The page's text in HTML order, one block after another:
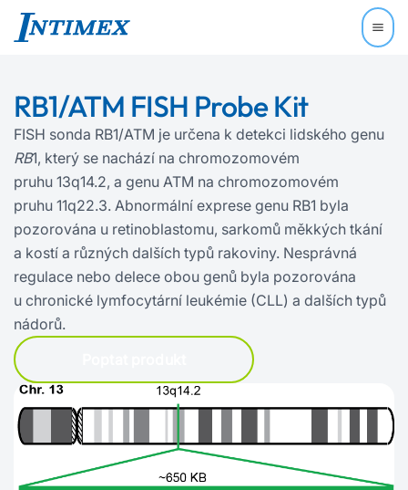
RB1/ATM FISH Probe Kit
FISH sonda RB1/ATM je určena k detekci lidského genu
RB1, který se nachází na chromozomovém
pruhu 13q14.2, a genu ATM na chromozomovém
pruhu 11q22.3. Abnormální exprese genu RB1 byla
pozorována u retinoblastomu, sarkomů měkkých tkání
a kostí a různých dalších typů rakoviny. Nesprávná
regulace nebo delece obou genů byla pozorována
u chronické lymfocytární leukémie (CLL) a dalších typů
nádorů.